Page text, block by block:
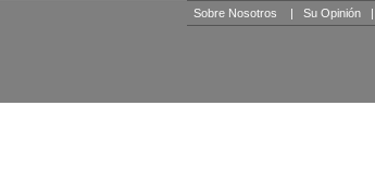
Sobre Nosotros | Su Opinión |